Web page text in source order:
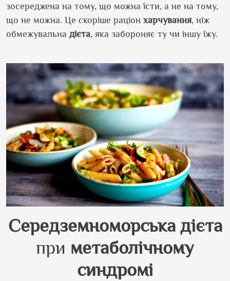
зосереджена на тому, що можна їсти, а не на тому,
що не можна. Це скоріше раціон харчування, ніж
обмежувальна дієта, яка забороняє ту чи іншу їжу.
Середземноморська дієта
при метаболічному
синдромі